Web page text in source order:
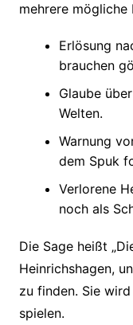
mehrere
Erlösung
brauchen
Glaube
Welten.
Warnung
dem Spuk
Verlorene
noch als
Die Sage heißt
Heinrichshagen,
zu finden. Sie
spielen.